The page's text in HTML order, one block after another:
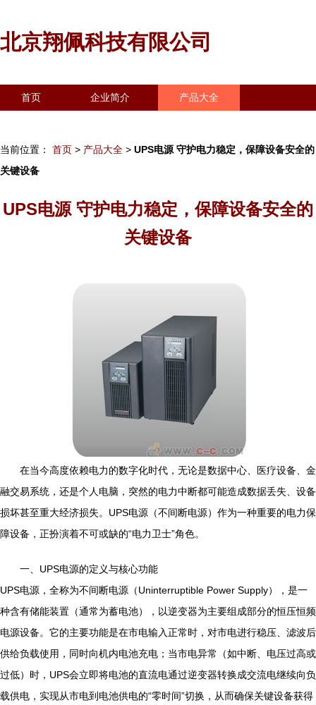
北京翔佩科技有限公司
首页 企业简介 产品大全
当前位置： 首页 > 产品大全 > UPS电源 守护电力稳定，保障设备安全的
关键设备
UPS电源 守护电力稳定，保障设备安全的
关键设备
在当今高度依赖电力的数字化时代，无论是数据中心、医疗设备、金
融交易系统，还是个人电脑，突然的电力中断都可能造成数据丢失、设备
损坏甚至重大经济损失。UPS电源（不间断电源）作为一种重要的电力保
障设备，正扮演着不可或缺的“电力卫士”角色。
一、UPS电源的定义与核心功能
UPS电源，全称为不间断电源（Uninterruptible Power Supply），是一
种含有储能装置（通常为蓄电池），以逆变器为主要组成部分的恒压恒频
电源设备。它的主要功能是在市电输入正常时，对市电进行稳压、滤波后
供给负载使用，同时向机内电池充电；当市电异常（如中断、电压过高或
过低）时，UPS会立即将电池的直流电通过逆变器转换成交流电继续向负
载供电，实现从市电到电池供电的“零时间”切换，从而确保关键设备获得